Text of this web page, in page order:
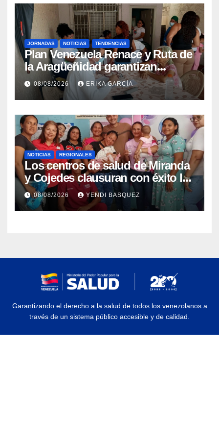
JORNADAS NOTICIAS TENDENCIAS
Plan Venezuela Renace y Ruta de
la Aragüeñidad garantizan
atención médica integral en
Aragua
08/08/2026 ERIKA GARCÍA
NOTICIAS REGIONALES
Los centros de salud de Miranda
y Cojedes clausuran con éxito la
Semana Mundial de la Lactancia
Materna
08/08/2026 YENDI BASQUEZ
Garantizando el derecho a la salud de todos los venezolanos a
través de un sistema público accesible y de calidad.